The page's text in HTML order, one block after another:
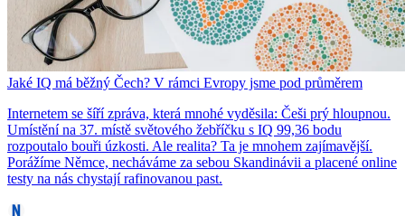
Jaké IQ má běžný Čech? V rámci Evropy jsme pod průměrem
Internetem se šíří zpráva, která mnohé vyděsila: Češi prý hloupnou.
Umístění na 37. místě světového žebříčku s IQ 99,36 bodu
rozpoutalo bouři úzkosti. Ale realita? Ta je mnohem zajímavější.
Porážíme Němce, necháváme za sebou Skandinávii a placené online
testy na nás chystají rafinovanou past.